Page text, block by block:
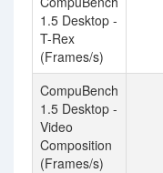
1.5 Desktop -
T-Rex
(Frames/s)
CompuBench
1.5 Desktop -
Video
Composition
(Frames/s)